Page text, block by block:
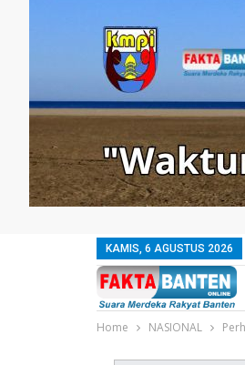
KAMIS, 6 AGUSTUS 2026
Home NASIONAL